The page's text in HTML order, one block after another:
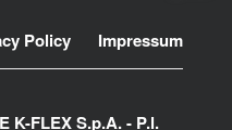
Policy Impressum
K-FLEX S.p.A. - P.l.